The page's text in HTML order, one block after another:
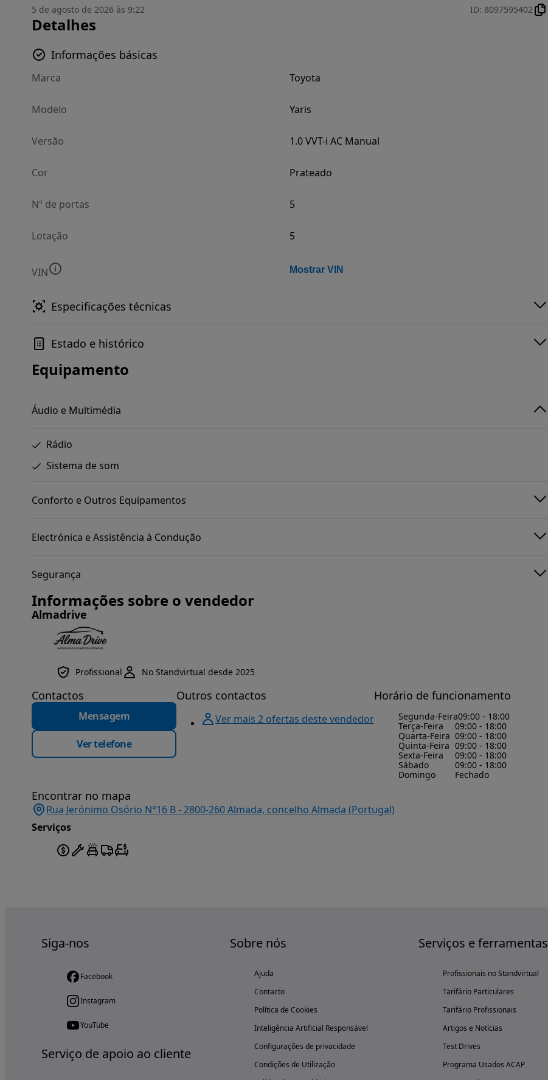
5 de agosto de 2026 às 9:22 ID: 8097595402
Detalhes
Informações básicas
Marca Toyota
Modelo Yaris
Versão 1.0 VVT-i AC Manual
Cor Prateado
Nº de portas 5
Lotação 5
VIN Mostrar VIN
Especificações técnicas
Estado e histórico
Equipamento
Áudio e Multimédia
Rádio
Sistema de som
Conforto e Outros Equipamentos
Electrónica e Assistência à Condução
Segurança
Informações sobre o vendedor
Almadrive
Profissional No Standvirtual desde 2025
Contactos
Mensagem
Ver telefone
Outros contactos
Ver mais 2 ofertas deste vendedor
Horário de funcionamento
Segunda-Feira09:00 - 18:00
Terça-Feira
09:00 - 18:00
Quarta-Feira 09:00 - 18:00
Quinta-Feira 09:00 - 18:00
Sexta-Feira
09:00 - 18:00
Sábado
09:00 - 18:00
Domingo
Fechado
Encontrar no mapa
Rua Jerónimo Osório N°16 B - 2800-260 Almada, concelho Almada (Portugal)
Serviços
Siga-nos
Facebook
Instagram
YouTube
Serviço de apoio ao cliente
Sobre nós
Ajuda
Contacto
Política de Cookies
Inteligência Artificial Responsável
Configurações de privacidade
Condições de Utilização
Serviços e ferramentas
Profissionais no Standvirtual
Tarifário Particulares
Tarifário Profissionais
Artigos e Notícias
Test Drives
Programa Usados ACAP